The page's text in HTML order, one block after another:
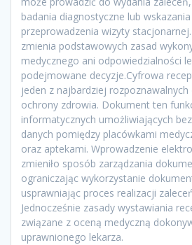
badania diagnostyczne lub
przeprowadzenia wizyty
zmienia podstawowych zasad
medycznego ani odpowiedzialności
podejmowane decyzje.Cyfrowa
jeden z najbardziej
ochrony zdrowia. Dokument ten
informatycznych umożliwiających
danych pomiędzy placówkami
oraz aptekami. Wprowadzenie
zmieniło sposób zarządzania
ograniczając wykorzystanie
usprawniając proces realizacji
Jednocześnie zasady wystawiania
związane z oceną medyczną
uprawnionego lekarza.